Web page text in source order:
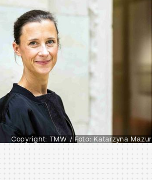
Copyright: TMW / Foto: Katarzyna Mazur